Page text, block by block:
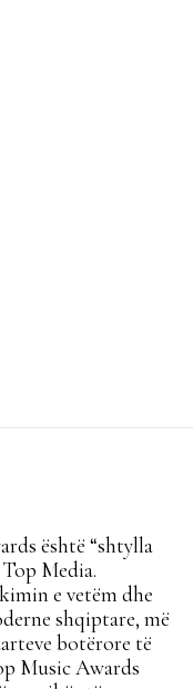
është “shtylla
Media.
e vetëm dhe
shqiptare, më
botërore të
Music Awards